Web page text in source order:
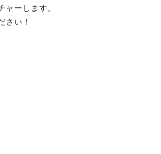
ーします。
さい！